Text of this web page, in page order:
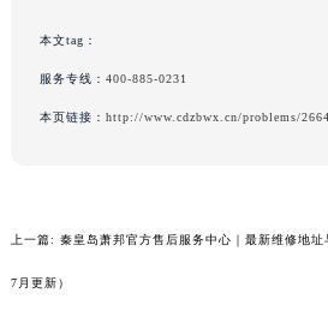
本文tag：
服务专线： 400-885-0231
本页链接： http://www.cdzbwx.cn/problems/
上一篇: 秦皇岛萧邦官方售后服务中心｜最新维修地
7月更新）